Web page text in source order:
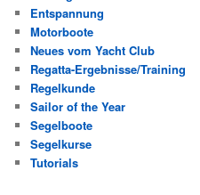
Entspannung
Motorboote
Neues vom Yacht Club
Regatta-Ergebnisse/Training
Regelkunde
Sailor of the Year
Segelboote
Segelkurse
Tutorials